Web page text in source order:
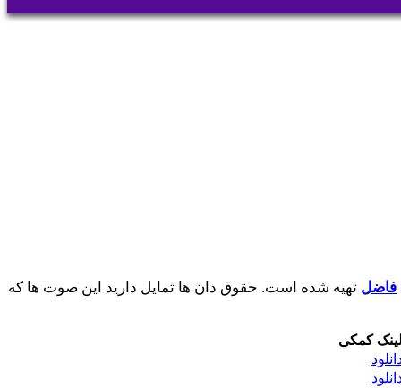
فاضل تهیه شده است. حقوق دان ها تمایل دارید این صوت ها که
لینک کمکی